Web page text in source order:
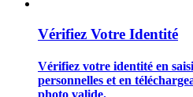
Vérifiez Votre Identité
Vérifiez votre identité en
personnelles et en